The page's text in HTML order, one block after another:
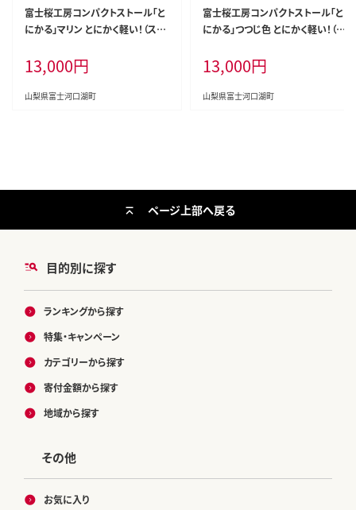
富士桜工房コンパクトストール「と
にかる」マリン とにかく軽い！（スカ
13,000円
山梨県富士河口湖町
富士桜工房コンパクトストール「と
にかる」つつじ色 とにかく軽い！（ス
13,000円
山梨県富士河口湖町
目的別に探す
ランキングから探す
特集・キャンペーン
カテゴリーから探す
寄付金額から探す
地域から探す
その他
お気に入り
ページ上部へ戻る